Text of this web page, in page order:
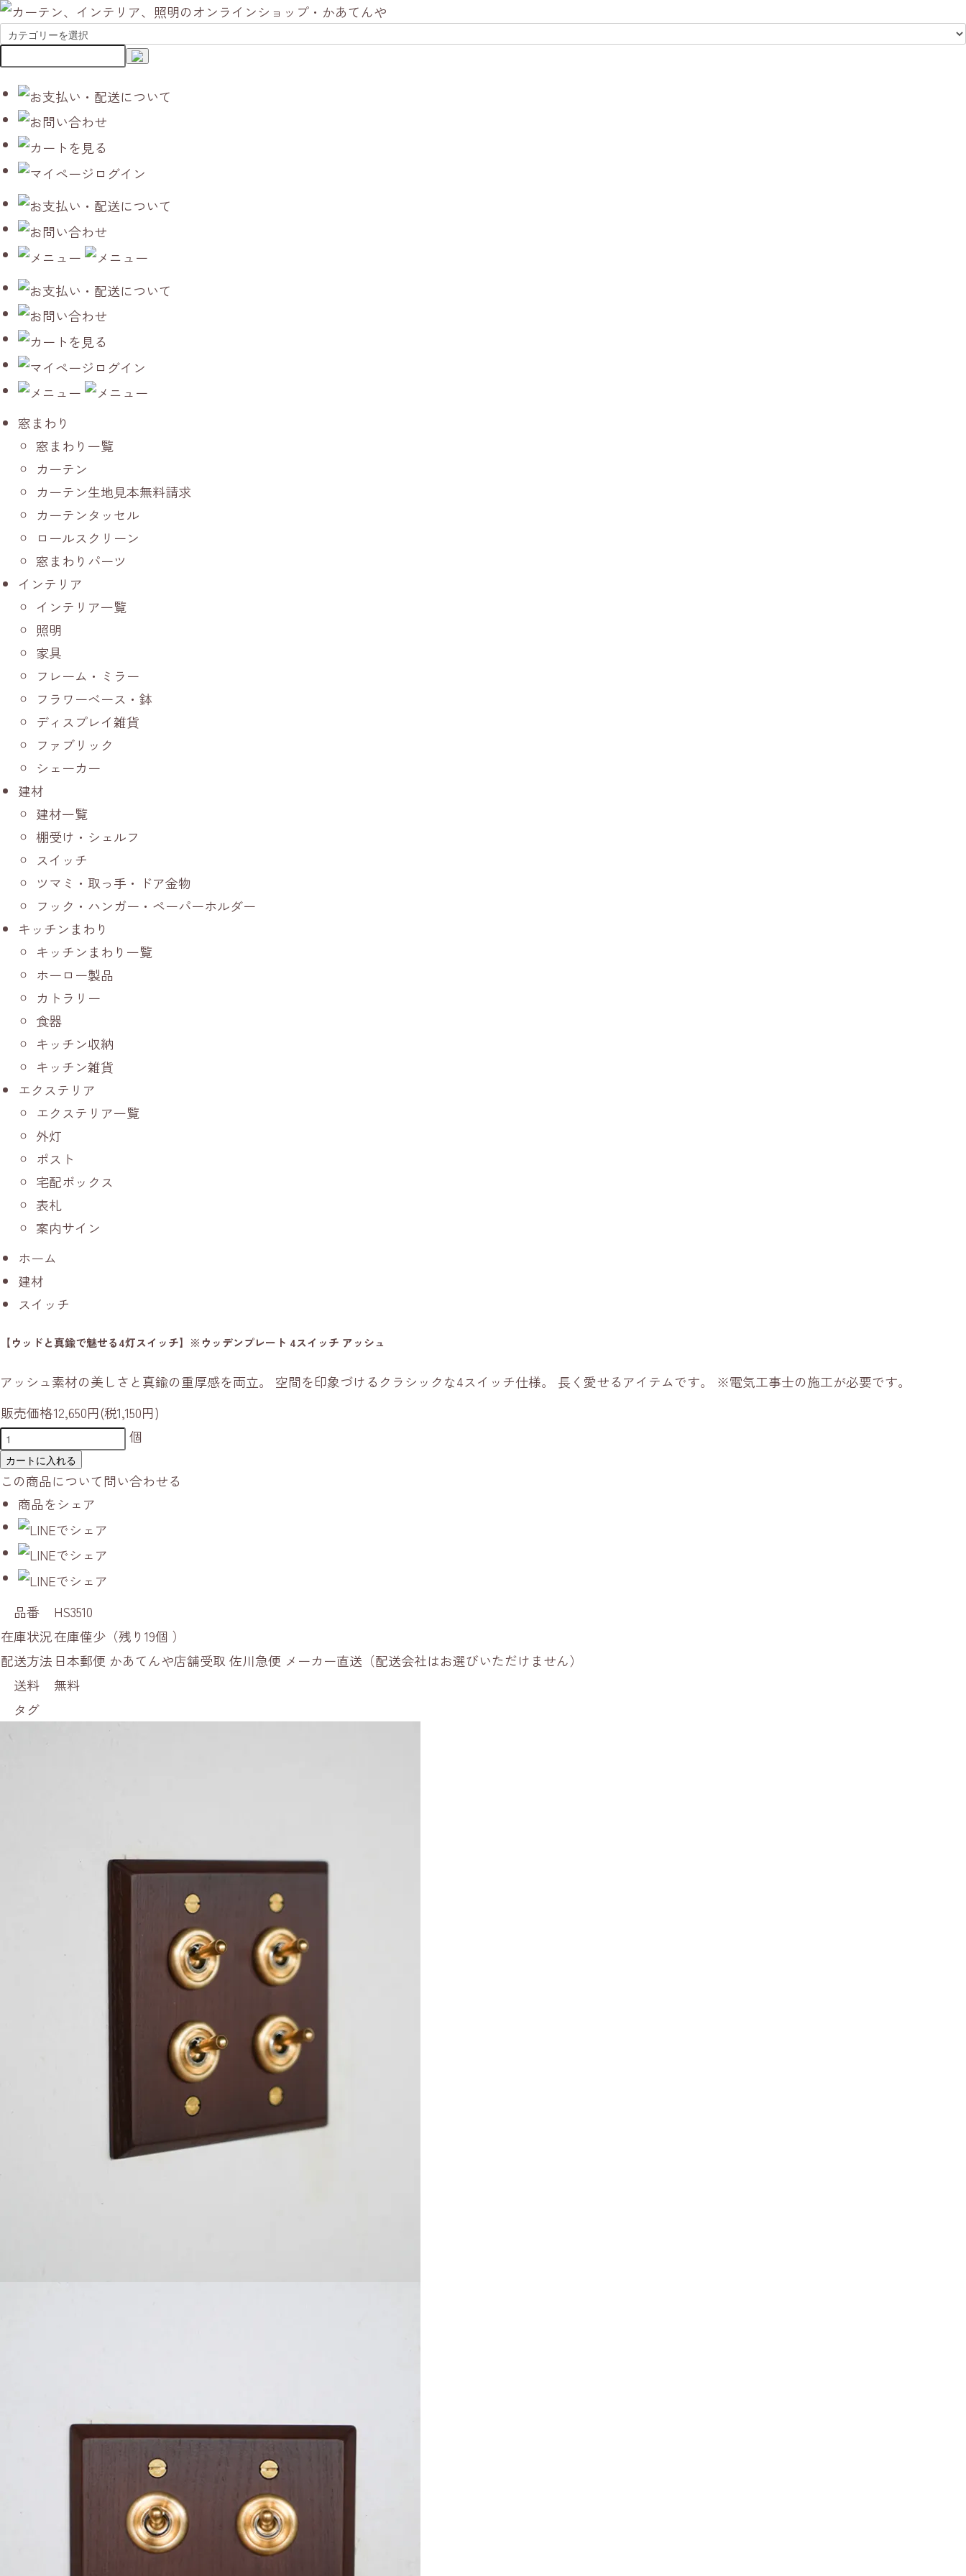
窓まわり
窓まわり一覧
カーテン
カーテン生地見本無料請求
カーテンタッセル
ロールスクリーン
窓まわりパーツ
インテリア
インテリア一覧
照明
家具
フレーム・ミラー
フラワーベース・鉢
ディスプレイ雑貨
ファブリック
シェーカー
建材
建材一覧
棚受け・シェルフ
スイッチ
ツマミ・取っ手・ドア金物
フック・ハンガー・ペーパーホルダー
キッチンまわり
キッチンまわり一覧
ホーロー製品
カトラリー
食器
キッチン収納
キッチン雑貨
エクステリア
エクステリア一覧
外灯
ポスト
宅配ボックス
表札
案内サイン
ホーム
建材
スイッチ
【ウッドと真鍮で魅せる4灯スイッチ】※ウッデンプレート 4スイッチ アッシュ
アッシュ素材の美しさと真鍮の重厚感を両立。 空間を印象づけるクラシックな4スイッチ仕様。 長く愛せるアイテムです。 ※電気工事士の施工が必要です。
販売価格12,650円(税1,150円)
個
カートに入れる
この商品について問い合わせる
商品をシェア
品番
HS3510
在庫状況在庫僅少（残り19個 ）
配送方法 日本郵便 かあてんや店舗受取 佐川急便 メーカー直送（配送会社はお選びいただけません）
送料
無料
タグ